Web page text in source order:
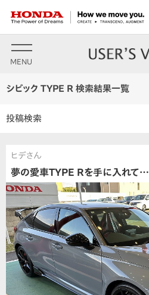
MENU
シビック TYPE R 検索結果一覧
投稿検索
ヒデさん
夢の愛車TYPE Rを手に入れて…